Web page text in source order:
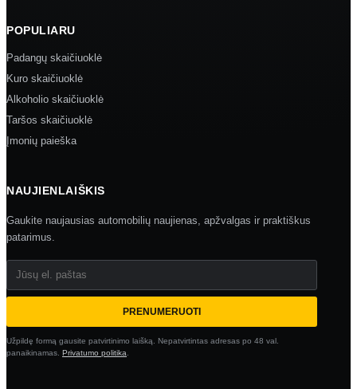
POPULIARU
Padangų skaičiuoklė
Kuro skaičiuoklė
Alkoholio skaičiuoklė
Taršos skaičiuoklė
Įmonių paieška
NAUJIENLAIŠKIS
Gaukite naujausias automobilių naujienas, apžvalgas ir praktiškus
patarimus.
Jūsų el. paštas
PRENUMERUOTI
Užpildę formą gausite patvirtinimo laišką. Nepatvirtintas adresas po 48 val.
panaikinamas. Privatumo politika